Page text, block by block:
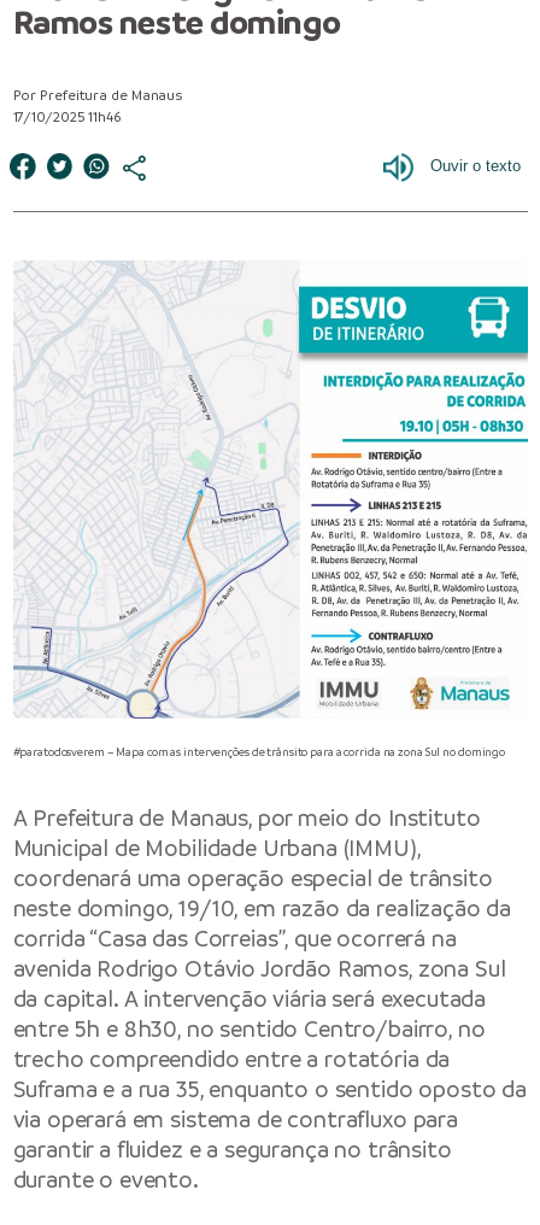
Ramos neste domingo
Por Prefeitura de Manaus
17/10/2025 11h46
#paratodosverem – Mapa com as intervenções de trânsito para a corrida na zona Sul no domingo
A Prefeitura de Manaus, por meio do Instituto
Municipal de Mobilidade Urbana (IMMU),
coordenará uma operação especial de trânsito
neste domingo, 19/10, em razão da realização da
corrida “Casa das Correias”, que ocorrerá na
avenida Rodrigo Otávio Jordão Ramos, zona Sul
da capital. A intervenção viária será executada
entre 5h e 8h30, no sentido Centro/bairro, no
trecho compreendido entre a rotatória da
Suframa e a rua 35, enquanto o sentido oposto da
via operará em sistema de contrafluxo para
garantir a fluidez e a segurança no trânsito
durante o evento.